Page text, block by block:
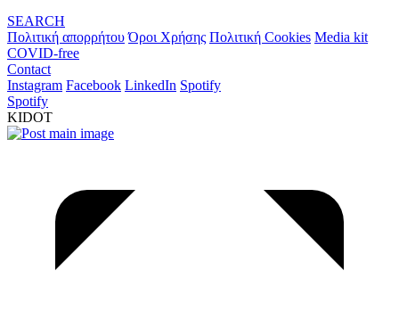
SEARCH
Πολιτική απορρήτου Όροι Χρήσης Πολιτική Cookies Media kit
COVID-free
Contact
Instagram Facebook LinkedIn Spotify
Spotify
KIDOT